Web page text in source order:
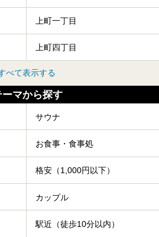
上町一丁目
上町四丁目
べて表示する
マから探す
サウナ
お食事・食事処
格安（1,000円以下）
カップル
駅近（徒歩10分以内）